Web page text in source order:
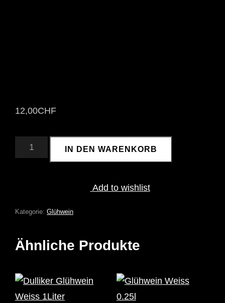
12,00CHF
GLÜHWEIN
ALKOHOLFREI
IN DEN WARENKORB
Add to wishlist
Kategorie: Glühwein
Ähnliche Produkte